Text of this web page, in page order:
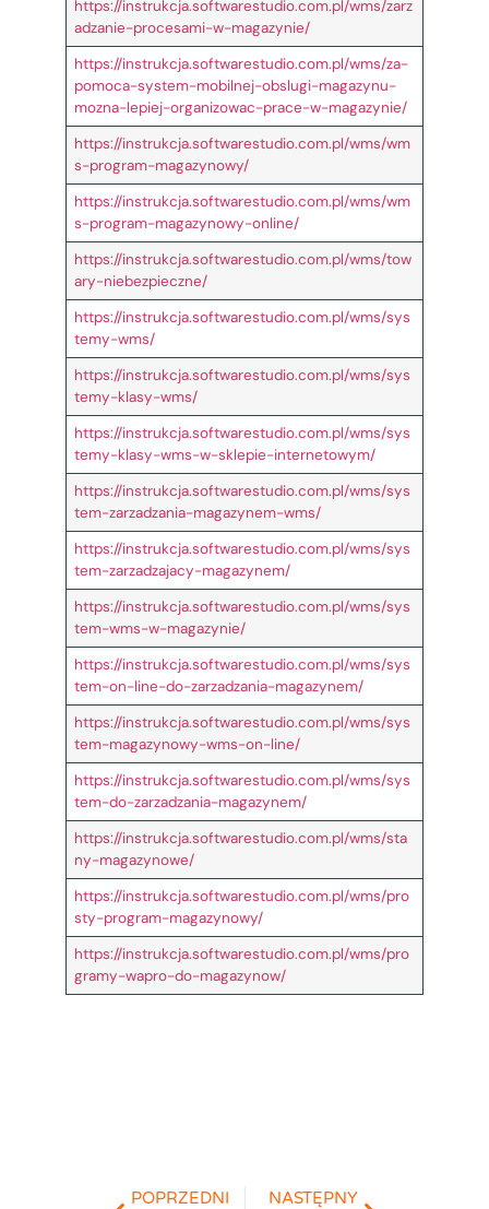
https://instrukcja.softwarestudio.com.pl/wms/zarz
adzanie-procesami-w-magazynie/
https://instrukcja.softwarestudio.com.pl/wms/za-
pomoca-system-mobilnej-obslugi-magazynu-
mozna-lepiej-organizowac-prace-w-magazynie/
https://instrukcja.softwarestudio.com.pl/wms/wm
s-program-magazynowy/
https://instrukcja.softwarestudio.com.pl/wms/wm
s-program-magazynowy-online/
https://instrukcja.softwarestudio.com.pl/wms/tow
ary-niebezpieczne/
https://instrukcja.softwarestudio.com.pl/wms/sys
temy-wms/
https://instrukcja.softwarestudio.com.pl/wms/sys
temy-klasy-wms/
https://instrukcja.softwarestudio.com.pl/wms/sys
temy-klasy-wms-w-sklepie-internetowym/
https://instrukcja.softwarestudio.com.pl/wms/sys
tem-zarzadzania-magazynem-wms/
https://instrukcja.softwarestudio.com.pl/wms/sys
tem-zarzadzajacy-magazynem/
https://instrukcja.softwarestudio.com.pl/wms/sys
tem-wms-w-magazynie/
https://instrukcja.softwarestudio.com.pl/wms/sys
tem-on-line-do-zarzadzania-magazynem/
https://instrukcja.softwarestudio.com.pl/wms/sys
tem-magazynowy-wms-on-line/
https://instrukcja.softwarestudio.com.pl/wms/sys
tem-do-zarzadzania-magazynem/
https://instrukcja.softwarestudio.com.pl/wms/sta
ny-magazynowe/
https://instrukcja.softwarestudio.com.pl/wms/pro
sty-program-magazynowy/
https://instrukcja.softwarestudio.com.pl/wms/pro
gramy-wapro-do-magazynow/
POPRZEDNI NASTĘPNY